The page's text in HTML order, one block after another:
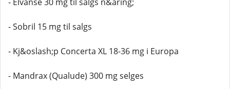
- Sobril 15 mg til salgs
- Kj&oslash;p Concerta XL 18-36 mg i Europa
- Mandrax (Qualude) 300 mg selges